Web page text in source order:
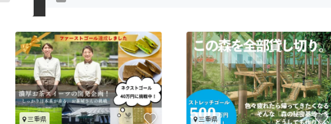
CAMPFIRE for Social Good
CAMPFIRE Creation
CAMPFIREふるさと納税
machi-ya コミュニティ
三重県 三重県